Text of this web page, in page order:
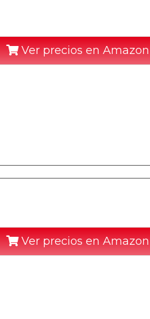
Ver precios en Amazon
Ver precios en Amazon